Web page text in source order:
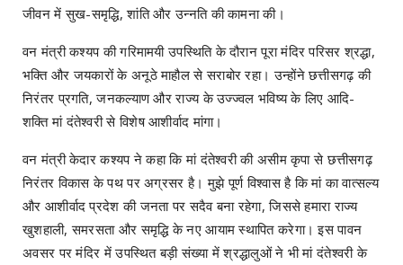
जीवन में सुख-समृद्धि, शांति और उन्नति की कामना की।
वन मंत्री कश्यप की गरिमामयी उपस्थिति के दौरान पूरा मंदिर परिसर श्रद्धा,
भक्ति और जयकारों के अनूठे माहौल से सराबोर रहा। उन्होंने छत्तीसगढ़ की
निरंतर प्रगति, जनकल्याण और राज्य के उज्ज्वल भविष्य के लिए आदि-
शक्ति मां दंतेश्वरी से विशेष आशीर्वाद मांगा।
वन मंत्री केदार कश्यप ने कहा कि मां दंतेश्वरी की असीम कृपा से छत्तीसगढ़
निरंतर विकास के पथ पर अग्रसर है। मुझे पूर्ण विश्वास है कि मां का वात्सल्य
और आशीर्वाद प्रदेश की जनता पर सदैव बना रहेगा, जिससे हमारा राज्य
खुशहाली, समरसता और समृद्धि के नए आयाम स्थापित करेगा। इस पावन
अवसर पर मंदिर में उपस्थित बड़ी संख्या में श्रद्धालुओं ने भी मां दंतेश्वरी के